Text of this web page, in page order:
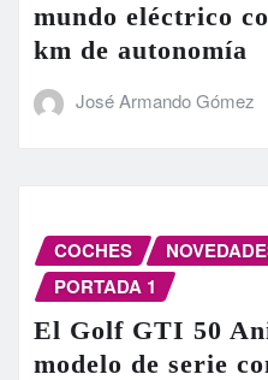
mundo eléctrico
km de autonomía
José Armando Gómez
COCHES
PORTADA 1
El Golf GTI 50
modelo de serie